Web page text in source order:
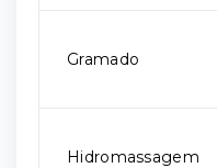
Gramado
Hidromassagem